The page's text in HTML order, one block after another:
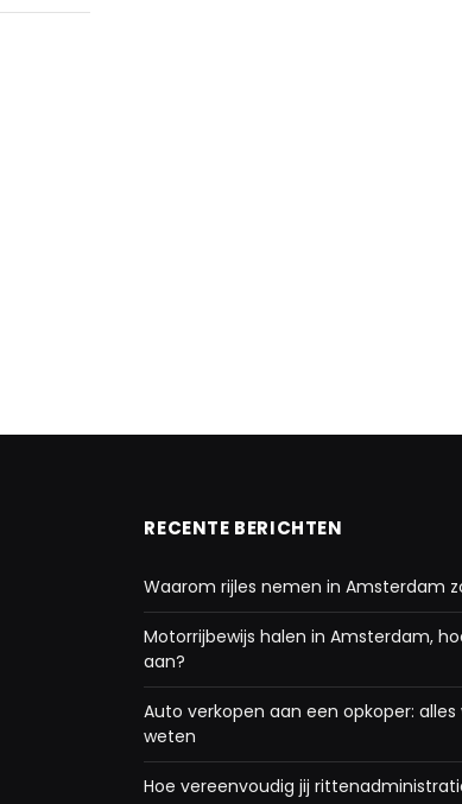
RECENTE BERICHTEN
Waarom rijles nemen in Amsterdam
Motorrijbewijs halen in Amsterdam,
aan?
Auto verkopen aan een opkoper:
weten
Hoe vereenvoudig jij